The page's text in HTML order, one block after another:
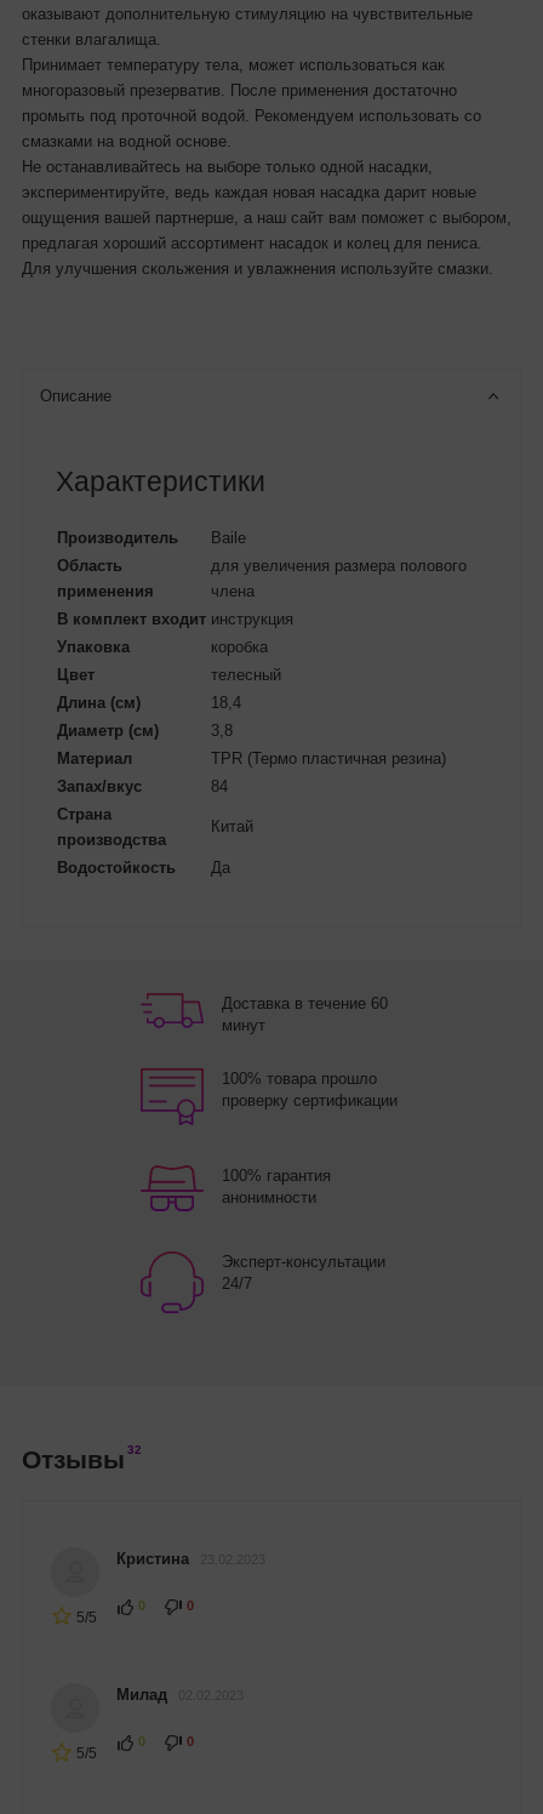
оказывают дополнительную стимуляцию на чувствительные
стенки влагалища.
Принимает температуру тела, может использоваться как
многоразовый презерватив. После применения достаточно
промыть под проточной водой. Рекомендуем использовать со
смазками на водной основе.
Не останавливайтесь на выборе только одной насадки,
экспериментируйте, ведь каждая новая насадка дарит новые
ощущения вашей партнерше, а наш сайт вам поможет с выбором,
предлагая хороший ассортимент насадок и колец для пениса.
Для улучшения скольжения и увлажнения используйте смазки.
Описание
Характеристики
Производитель
Baile
Область
применения
для увеличения размера полового
члена
В комплект входит инструкция
Упаковка
коробка
Цвет
телесный
Длина (см)
18,4
Диаметр (см)
3,8
Материал
TPR (Термо пластичная резина)
Запах/вкус
84
Страна
производства
Китай
Водостойкость Да
Доставка в течение 60
минут
100% товара прошло
проверку сертификации
100% гарантия
анонимности
Эксперт-консультации
24/7
Отзывы 32
5/5
Кристина
0 0
5/5
Милад 02.02.2023
0 0